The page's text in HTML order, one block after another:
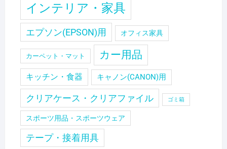
インテリア・家具
エプソン(EPSON)用 オフィス家具
カーペット・マット カー用品
キッチン・食器 キャノン(CANON)用
クリアケース・クリアファイル ゴミ箱
スポーツ用品・スポーツウェア
テープ・接着用具